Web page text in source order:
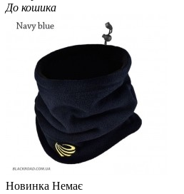
До кошика
Новинка Немає